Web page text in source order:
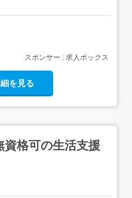
スポンサー : 求人ボックス
を見る
資格可の生活支援